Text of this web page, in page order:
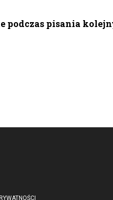
podczas pisania